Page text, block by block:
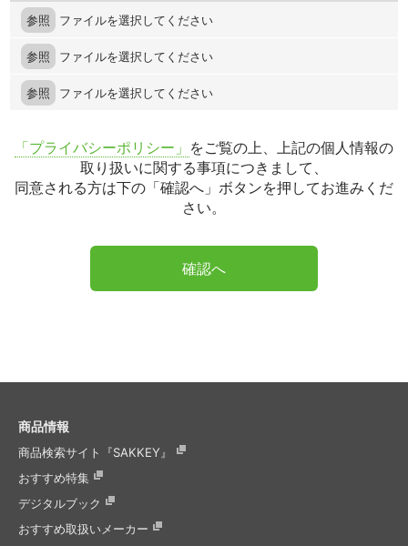
参照 ファイルを選択してください
参照 ファイルを選択してください
参照 ファイルを選択してください
「プライバシーポリシー」 をご覧の上、上記の個人情報の
取り扱いに関する事項につきまして、
同意される方は下の「確認へ」ボタンを押してお進みくだ
さい。
確認へ
商品情報
商品検索サイト『SAKKEY』
おすすめ特集
デジタルブック
おすすめ取扱いメーカー